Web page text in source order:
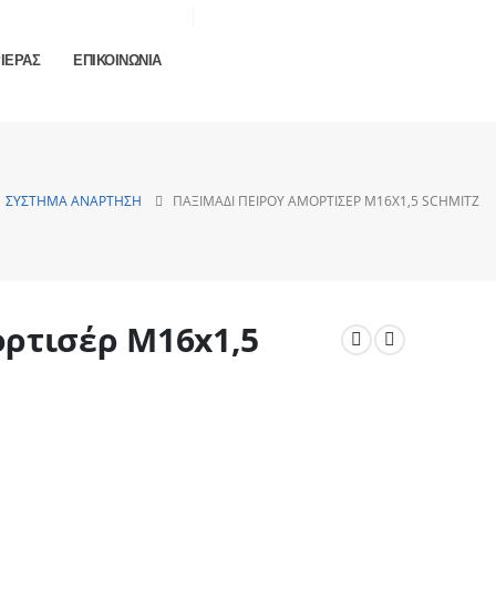
ΕΠΙΚΟΙΝΩΝΙΑ
ΣΎΣΤΗΜΑ ΑΝΆΡΤΗΣΗ ΠΑΞΙΜΆΔΙ ΠΕΊΡΟΥ ΑΜΟΡΤΙΣΈΡ M16X1,5 SCHMITZ
M16x1,5